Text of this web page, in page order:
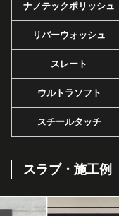
ナノテックポリッシュ
リバーウォッシュ
スレート
ウルトラソフト
スチールタッチ
スラブ・施工例